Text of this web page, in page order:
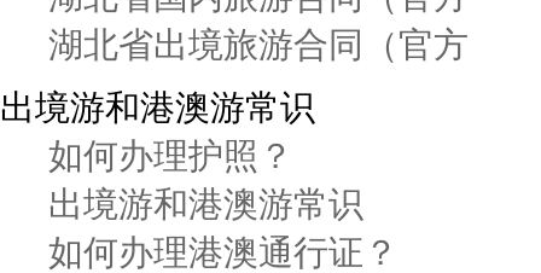
湖北省出境旅游合同（官方
出境游和港澳游常识
如何办理护照？
出境游和港澳游常识
如何办理港澳通行证？